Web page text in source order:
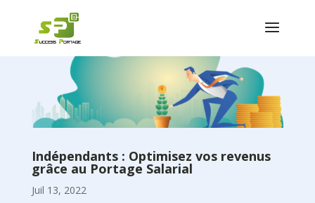
Indépendants : Optimisez vos revenus
grâce au Portage Salarial
Juil 13, 2022